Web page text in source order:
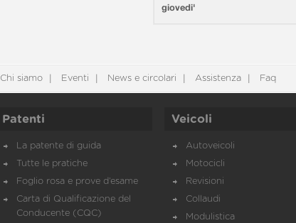
giovedi'
Chi siamo Eventi News e circolari Assistenza Faq
Patenti
La patente di guida
Tutte le pratiche
Foglio rosa e prove d’esame
Carta di Qualificazione del
Conducente (CQC)
Veicoli
Autoveicoli
Motocicli
Revisioni
Collaudi
Modulistica